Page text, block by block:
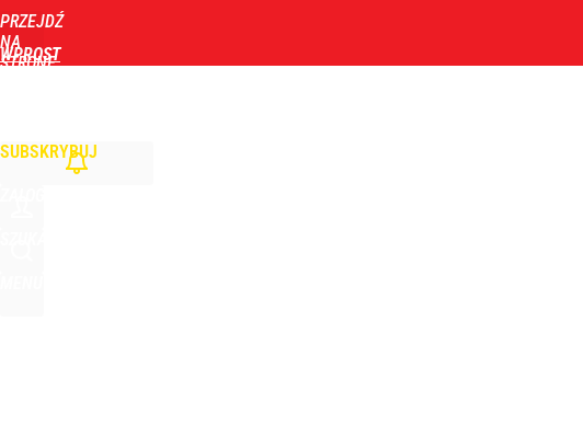
PRZEJDŹ
NA
STRONĘ
WPROST
SUBSKRYBUJ